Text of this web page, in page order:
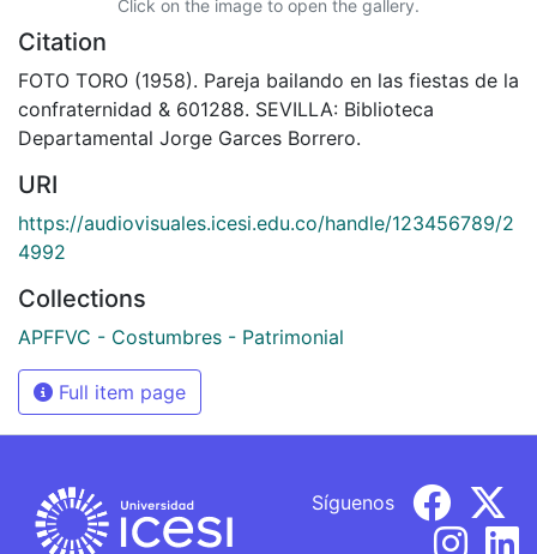
Click on the image to open the gallery.
Citation
FOTO TORO (1958). Pareja bailando en las fiestas de la
confraternidad & 601288. SEVILLA: Biblioteca
Departamental Jorge Garces Borrero.
URI
https://audiovisuales.icesi.edu.co/handle/123456789/2
4992
Collections
APFFVC - Costumbres - Patrimonial
Full item page
Síguenos